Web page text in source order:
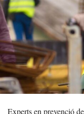
Experts en prevenció